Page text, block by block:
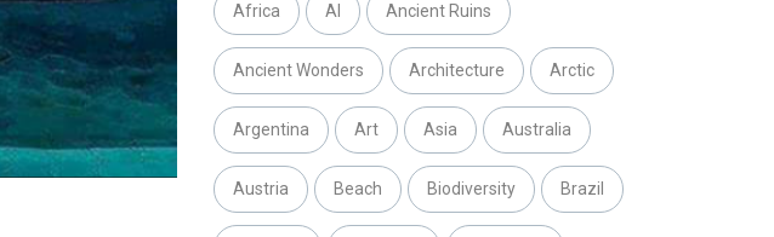
Africa AI Ancient Ruins
Ancient Wonders Architecture Arctic
Argentina Art Asia Australia
Austria Beach Biodiversity Brazil